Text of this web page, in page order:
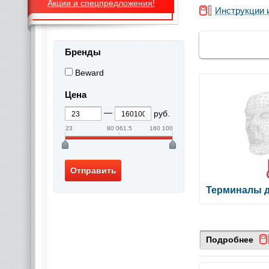
Инструкции
Терминалы
Подробнее
Акции и спецпредложения!
Бренды
Beward
Цена
руб.
23 80 061.5 160 100